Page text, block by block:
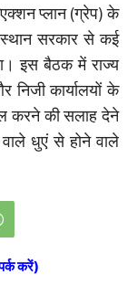
प्लान (ग्रेप) के
सरकार से कई
इस बैठक में राज्य
निजी कार्यालयों के
करने की सलाह देने
धुएं से होने वाले
करें)